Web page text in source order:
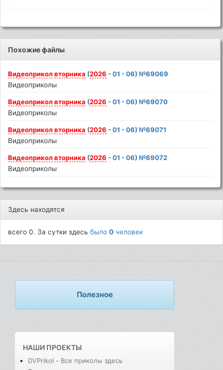
Похожие файлы
Видеоприкол вторника (2026 - 01 - 06) №69069
Видеоприколы
Видеоприкол вторника (2026 - 01 - 06) №69070
Видеоприколы
Видеоприкол вторника (2026 - 01 - 06) №69071
Видеоприколы
Видеоприкол вторника (2026 - 01 - 06) №69072
Видеоприколы
Здесь находятся
всего 0. За сутки здесьбыло0 человек
Полезное
НАШИ ПРОЕКТЫ
DVPrikol - Все приколы здесь